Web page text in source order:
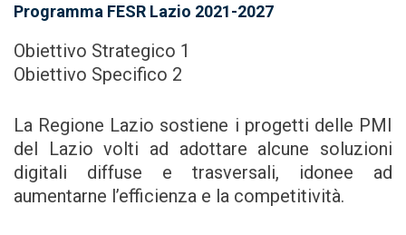
Programma FESR Lazio 2021-2027
Obiettivo Strategico 1
Obiettivo Specifico 2
La Regione Lazio sostiene i progetti delle PMI
del Lazio volti ad adottare alcune soluzioni
digitali diffuse e trasversali, idonee ad
aumentarne l’efficienza e la competitività.